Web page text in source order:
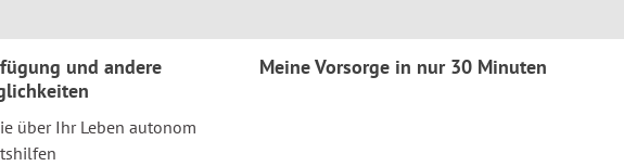
und andere
über Ihr Leben autonom
Meine Vorsorge in nur 30 Minuten